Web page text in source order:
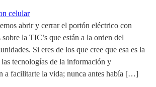
abrir y cerrar el portón eléctrico con
la TIC’s que están a la orden del
Si eres de los que cree que esa es la
tecnologías de la información y
a facilitarte la vida; nunca antes había […]